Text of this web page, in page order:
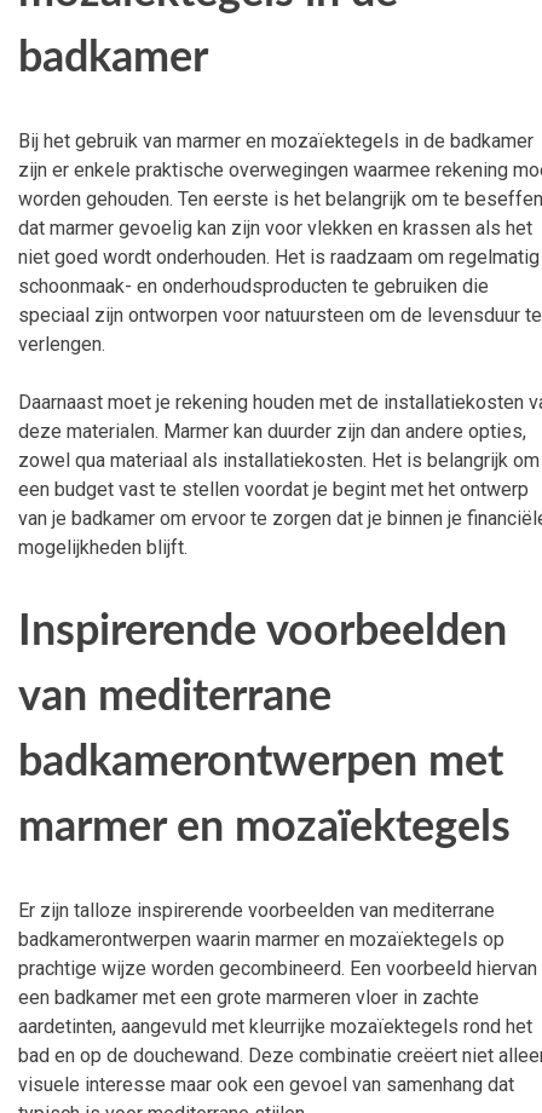
badkamer
Bij het gebruik van marmer en mozaïektegels in de badkamer
zijn er enkele praktische overwegingen waarmee rekening
worden gehouden. Ten eerste is het belangrijk om te beseffen
dat marmer gevoelig kan zijn voor vlekken en krassen als het
niet goed wordt onderhouden. Het is raadzaam om regelmatig
schoonmaak- en onderhoudsproducten te gebruiken die
speciaal zijn ontworpen voor natuursteen om de levensduur te
verlengen.
Daarnaast moet je rekening houden met de installatiekosten
deze materialen. Marmer kan duurder zijn dan andere opties,
zowel qua materiaal als installatiekosten. Het is belangrijk om
een budget vast te stellen voordat je begint met het ontwerp
van je badkamer om ervoor te zorgen dat je binnen je
mogelijkheden blijft.
Inspirerende voorbeelden
van mediterrane
badkamerontwerpen met
marmer en mozaïektegels
Er zijn talloze inspirerende voorbeelden van mediterrane
badkamerontwerpen waarin marmer en mozaïektegels op
prachtige wijze worden gecombineerd. Een voorbeeld
een badkamer met een grote marmeren vloer in zachte
aardetinten, aangevuld met kleurrijke mozaïektegels rond het
bad en op de douchewand. Deze combinatie creëert niet
visuele interesse maar ook een gevoel van samenhang dat